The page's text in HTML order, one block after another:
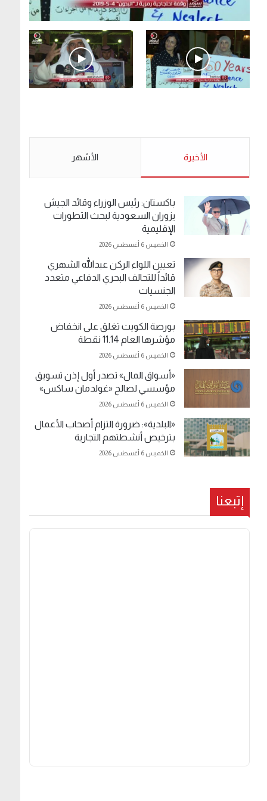
.وقفة احتجاجية رمزية لـ”#البدون” في ساحة الإرادة
الأحد 5 مايو 2019
مخدرات يعني ولا خمر؟!.
الأخيرة الأشهر
باكستان: رئيس الوزراء وقائد الجيش
يزوران السعودية لبحث التطورات
الإقليمية
الخميس 6 أغسطس 2026
تعيين اللواء الركن عبدالله الشهري
قائداً للتحالف البحري الدفاعي متعدد
الجنسيات
الخميس 6 أغسطس 2026
بورصة الكويت تغلق على انخفاض
مؤشرها العام 11.14 نقطة
الخميس 6 أغسطس 2026
«أسواق المال» تصدر أول إذن تسويق
مؤسسي لصالح «غولدمان ساكس»
الخميس 6 أغسطس 2026
«البلدية»: ضرورة التزام أصحاب الأعمال
بترخيص أنشطتهم التجارية
الخميس 6 أغسطس 2026
إتبعنا